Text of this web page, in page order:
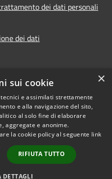
dei dati personali
dei dati
© 2021 - 2026 Comune di
Chiavari -Area Riservata
×
sui cookie
e assimilati strettamente
e alla navigazione del sito,
al solo fine di elaborare
aggregate e anonime.
la cookie policy al seguente link
RIFIUTA TUTTO
DETTAGLI